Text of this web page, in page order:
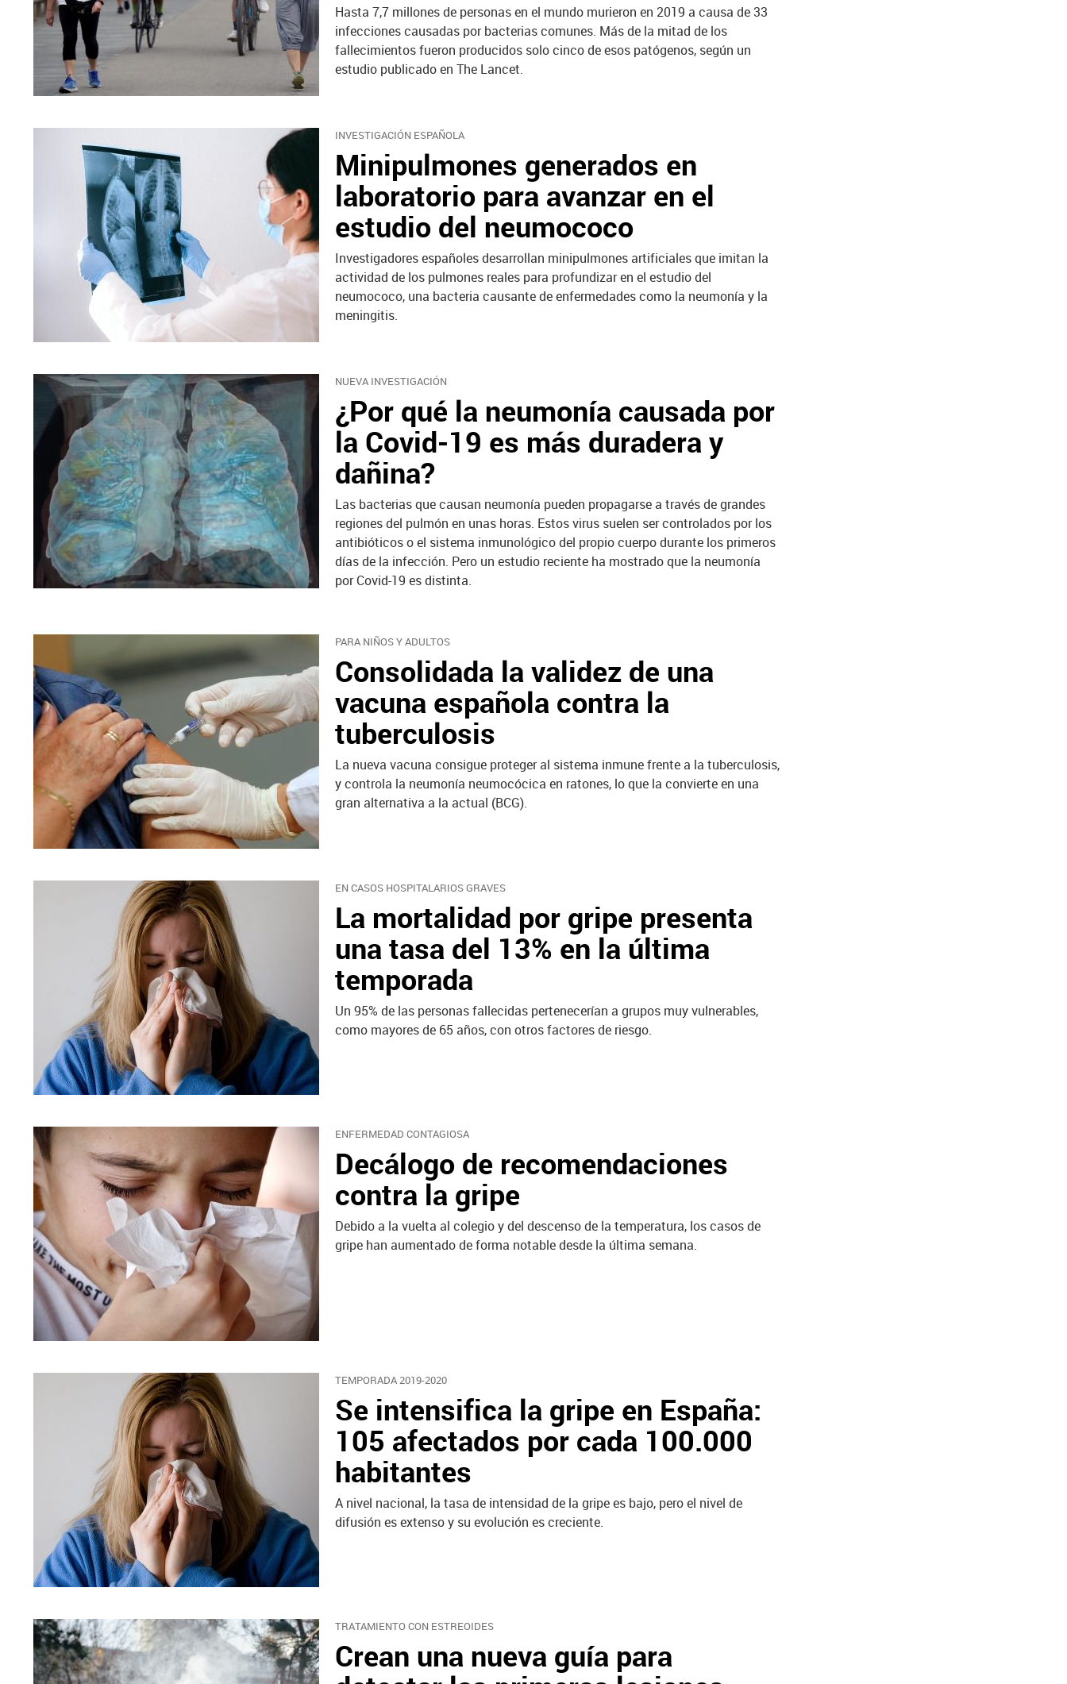
Hasta 7,7 millones de personas en el mundo murieron en 2019 a causa de 33
infecciones causadas por bacterias comunes. Más de la mitad de los
fallecimientos fueron producidos solo cinco de esos patógenos, según un
estudio publicado en The Lancet.
INVESTIGACIÓN ESPAÑOLA
Minipulmones generados en
laboratorio para avanzar en el
estudio del neumococo
Investigadores españoles desarrollan minipulmones artificiales que imitan la
actividad de los pulmones reales para profundizar en el estudio del
neumococo, una bacteria causante de enfermedades como la neumonía y la
meningitis.
NUEVA INVESTIGACIÓN
¿Por qué la neumonía causada por
la Covid-19 es más duradera y
dañina?
Las bacterias que causan neumonía pueden propagarse a través de grandes
regiones del pulmón en unas horas. Estos virus suelen ser controlados por los
antibióticos o el sistema inmunológico del propio cuerpo durante los primeros
días de la infección. Pero un estudio reciente ha mostrado que la neumonía
por Covid-19 es distinta.
PARA NIÑOS Y ADULTOS
Consolidada la validez de una
vacuna española contra la
tuberculosis
La nueva vacuna consigue proteger al sistema inmune frente a la tuberculosis,
y controla la neumonía neumocócica en ratones, lo que la convierte en una
gran alternativa a la actual (BCG).
EN CASOS HOSPITALARIOS GRAVES
La mortalidad por gripe presenta
una tasa del 13% en la última
temporada
Un 95% de las personas fallecidas pertenecerían a grupos muy vulnerables,
como mayores de 65 años, con otros factores de riesgo.
ENFERMEDAD CONTAGIOSA
Decálogo de recomendaciones
contra la gripe
Debido a la vuelta al colegio y del descenso de la temperatura, los casos de
gripe han aumentado de forma notable desde la última semana.
TEMPORADA 2019-2020
Se intensifica la gripe en España:
105 afectados por cada 100.000
habitantes
A nivel nacional, la tasa de intensidad de la gripe es bajo, pero el nivel de
difusión es extenso y su evolución es creciente.
TRATAMIENTO CON ESTREOIDES
Crean una nueva guía para